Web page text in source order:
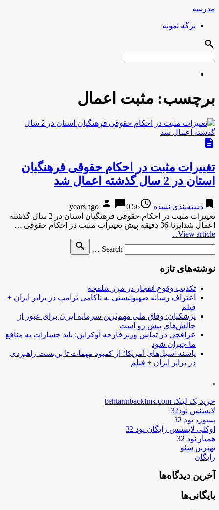
مدرسه
برگه نمونه
search
برچسب: مثبت اعمال
description
تغییرات مثبت در احكام حقوقی فرهنگیان
استان در 2 سال گذشته اعمال شد
bookmark دسته‌بندی نشده access_time
56 years ago
person chat_bubble0
تغییرات مثبت در احكام حقوقی فرهنگیان استان در 2 سال گذشته
اعمال شدایرنا-36 دقیقه پیش تغییرات مثبت در احكام حقوقی …
View article...
Search …
search
نوشته‌های تازه
تکذیب وقوع انفجار در مرز شلمچه
اعتراف رسانه صهیونیستی به ناکامی ترامپ در برابر ایران +
فیلم
پزشکیان: وفاق ملی مهم‌ترین سرمایه ایران برای عبور از
چالش‌های پیش رو است
عراقچی در تماس وزیرخارجه اوکراین: باید خسارات به منافع
ما جبران شود
پاشنه آشیل‌های آمریکا؛ از کمبود مهمات تا بن‌بست راهبردی
در برابر ایران + فیلم
.
خرید بک لینک behtarinbacklink.com
لایسنس نود32
پسورد نود 32
اوکلی لایسنس رایگان نود 32
همیار نود 32
بهترین سئو
رایگان
آخرین دیدگاه‌ها
بایگانی‌ها